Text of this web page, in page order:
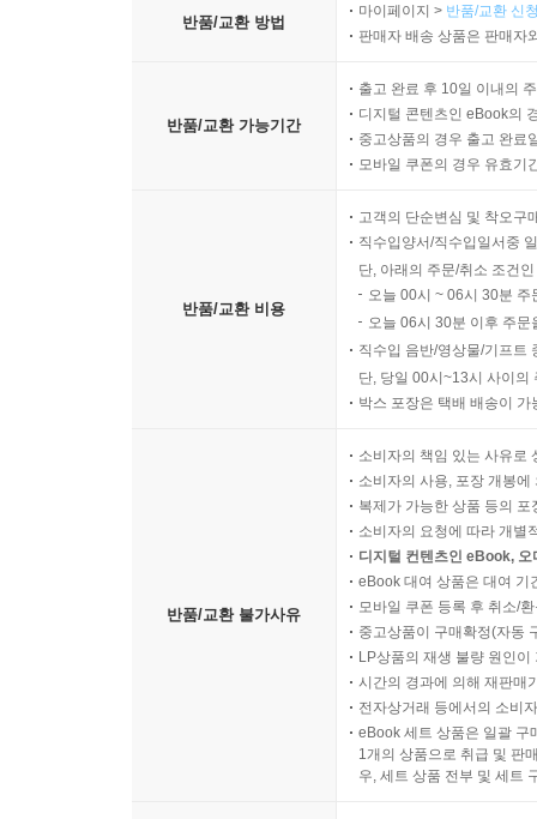
반품/교환 방법
마이페이지 > 반품/교환 신
판매자 배송 상품은 판매자
반품/교환 가능기간
출고 완료 후 10일 이내의
디지털 콘텐츠인 eBook의
중고상품의 경우 출고 완료
모바일 쿠폰의 경우 유효기
반품/교환 비용
고객의 단순변심 및 착오구
직수입양서/직수입일서중
단, 아래의 주문/취소 조건
오늘 00시 ~ 06시 30분
오늘 06시 30분 이후 주
직수입 음반/영상물/기프트
단, 당일 00시~13시 사이의
박스 포장은 택배 배송이
반품/교환 불가사유
소비자의 책임 있는 사유로
소비자의 사용, 포장 개봉
복제가 가능한 상품 등의
소비자의 요청에 따라 개별
디지털 컨텐츠인 eBook,
eBook 대여 상품은 대여 기
모바일 쿠폰 등록 후 취소/
중고상품이 구매확정(자동
LP상품의 재생 불량 원인
시간의 경과에 의해 재판매
전자상거래 등에서의 소비
eBook 세트 상품은 일괄 구
1개의 상품으로 취급 및 판
우, 세트 상품 전부 및 세트